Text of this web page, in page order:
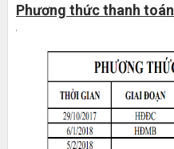
Phương thức thanh toán